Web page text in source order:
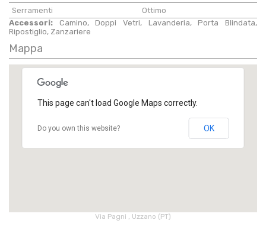
Serramenti
Ottimo
Accessori: Camino, Doppi Vetri, Lavanderia, Porta Blindata,
Ripostiglio, Zanzariere
Mappa
This page can't load Google Maps correctly.
Do you own this website? OK
Via Pagni , Uzzano (PT)